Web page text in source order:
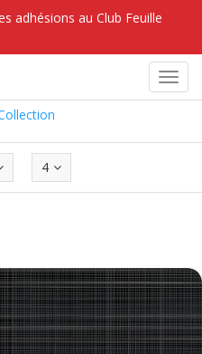
adhésions au Club Feuille
4